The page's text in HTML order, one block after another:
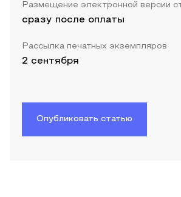
Размещение электронной версии
сразу после оплаты
Рассылка печатных экземпляров
2 сентября
Опубликовать статью